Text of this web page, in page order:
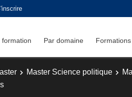
formation Par domaine
Master Science politique